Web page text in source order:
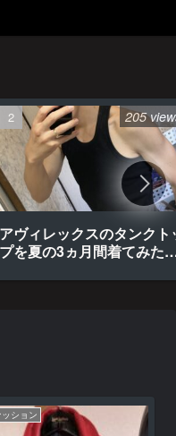
アヴィレックスのタンクト
プを夏の3ヵ月間着てみた
205
ッション